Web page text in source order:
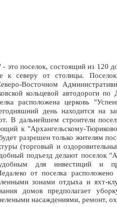
это поселок, состоящий из 120
к северу от столицы.
Восточном
кольцевой автодороги по
расположена церковь
день находится на
В дальнейшем строители
к "Архангельскому-
разрешен только жителям
(торговый и
подъезд делают поселок
для инвестиций и
от поселка расположено
зонами отдыха и яхт-
домов предполагает
насаждениями, ремонт,